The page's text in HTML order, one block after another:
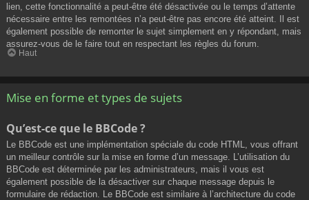
lien, cette fonctionnalité a peut-être été désactivée ou le temps d’attente
nécessaire entre les remontées n’a peut-être pas encore été atteint. Il est
également possible de remonter le sujet simplement en y répondant, mais
assurez-vous de le faire tout en respectant les règles du forum.
Haut
Mise en forme et types de sujets
Qu’est-ce que le BBCode ?
Le BBCode est une implémentation spéciale du code HTML, vous offrant
un meilleur contrôle sur la mise en forme d’un message. L’utilisation du
BBCode est déterminée par les administrateurs, mais il vous est
également possible de la désactiver sur chaque message depuis le
formulaire de rédaction. Le BBCode est similaire à l’architecture du code